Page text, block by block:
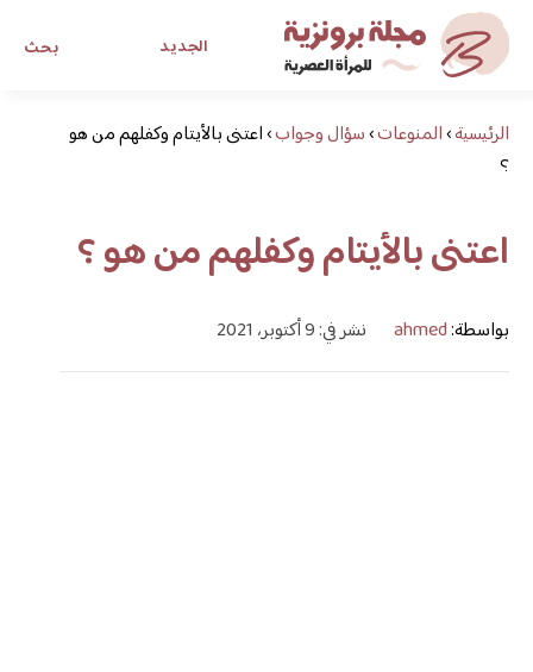
بحث الجديد
مجلة برونزية للفتاة العصريةالرئيسية›المنوعات›سؤال وجواب›اعتنى بالأيتام وكفلهم من هو
؟
اعتنى بالأيتام وكفلهم من هو ؟
بواسطة:ahmed نشر في: 9 أكتوبر، 2021